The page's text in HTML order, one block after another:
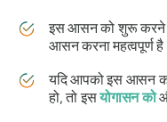
इस आसन को शुरू करने
आसन करना महत्वपूर्ण
यदि आपको इस आसन
हो, तो इसयोगासन को